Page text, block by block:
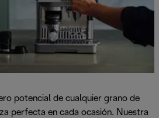
potencial de cualquier grano de
perfecta en cada ocasión. Nuestra